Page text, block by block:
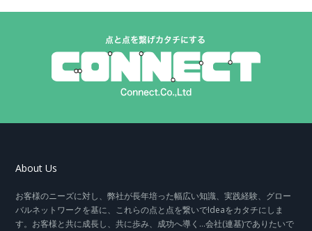
About Us
お客様のニーズに対し、弊社が長年培った幅広い知識、実践経験、グロー
バルネットワークを基に、これらの点と点を繋いでIdeaをカタチにしま
す。お客様と共に成長し、共に歩み、成功へ導く…会社(連基)でありたいで